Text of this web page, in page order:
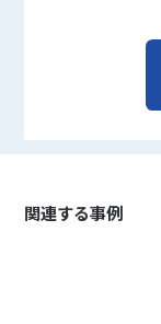
関連する事例